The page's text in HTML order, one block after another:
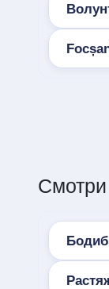
Смотри